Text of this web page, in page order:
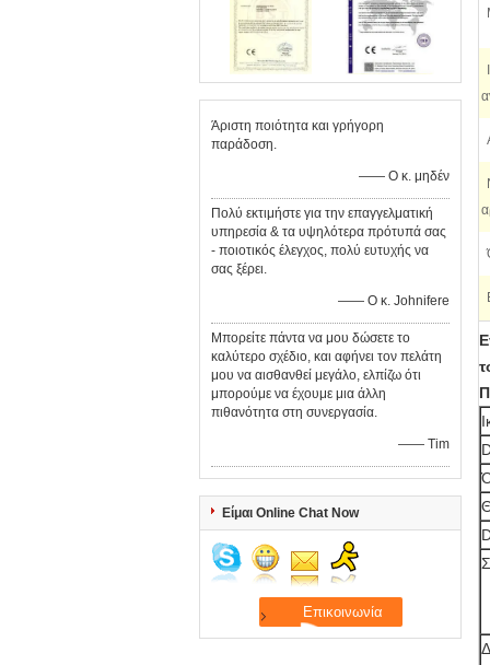
Άριστη ποιότητα και γρήγορη
παράδοση.
—— Ο κ. μηδέν
Πολύ εκτιμήστε για την επαγγελματική
υπηρεσία & τα υψηλότερα πρότυπά σας
- ποιοτικός έλεγχος, πολύ ευτυχής να
σας ξέρει.
—— Ο κ. Johnifere
Μπορείτε πάντα να μου δώσετε το
καλύτερο σχέδιο, και αφήνει τον πελάτη
μου να αισθανθεί μεγάλο, ελπίζω ότι
μπορούμε να έχουμε μια άλλη
πιθανότητα στη συνεργασία.
—— Tim
Είμαι Online Chat Now